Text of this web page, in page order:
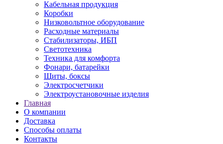
Кабельная продукция
Коробки
Низковольтное оборудование
Расходные материалы
Стабилизаторы, ИБП
Светотехника
Техника для комфорта
Фонари, батарейки
Щиты, боксы
Электросчетчики
Электроустановочные изделия
Главная
О компании
Доставка
Способы оплаты
Контакты